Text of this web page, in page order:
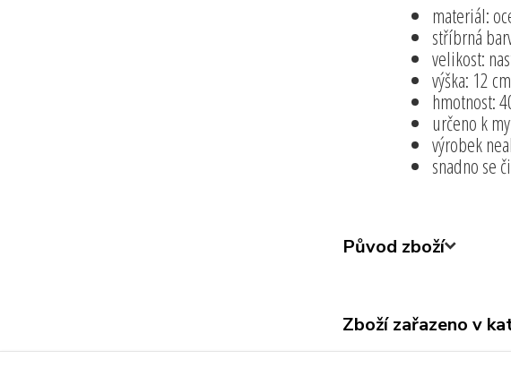
materiál:
stříbrná
velikost:
výška: 12 cm
hmotnost:
určeno k
výrobek
snadno se
Původ zboží
Zboží zařazeno v